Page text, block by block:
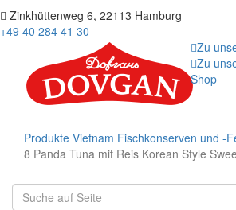
Zinkhüttenweg 6, 22113 Hamburg
+49 40 284 41 30
Zu
Zu
Shop
Produkte Vietnam Fischkonserven und -
8 Panda Tuna mit Reis Korean Style